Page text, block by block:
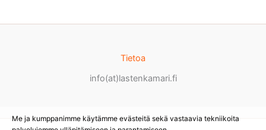
Tietoa
info(at)lastenkamari.fi
Me ja kumppanimme käytämme evästeitä sekä vastaavia tekniikoita